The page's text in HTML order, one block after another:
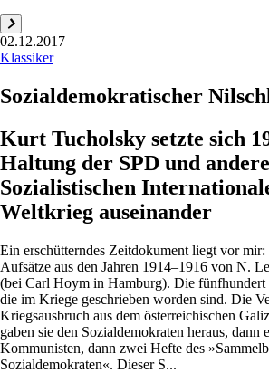
02.12.2017
Klassiker
Sozialdemokratischer
Kurt Tucholsky setzte sich
Haltung der SPD und
Sozialistischen
Weltkrieg auseinander
Ein erschütterndes Zeitdokument liegt vor mir:
Aufsätze aus den Jahren 1914–1916 von N.
(bei Carl Hoym in Hamburg). Die fünfhundert
die im Kriege geschrieben worden sind. Die
Kriegsausbruch aus dem österreichischen
gaben sie den Sozialdemokraten heraus, dann
Kommunisten, dann zwei Hefte des
Sozialdemokraten«. Dieser S...